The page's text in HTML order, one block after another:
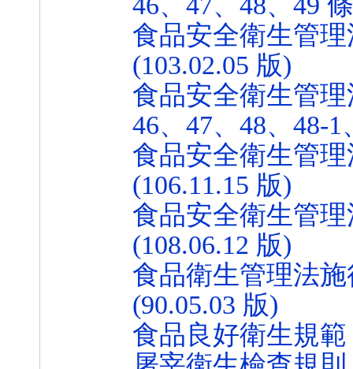
食品安全衛生管理
(103.02.05 版)
食品安全衛生管理
46、47、48、48-1
食品安全衛生管理
(106.11.15 版)
食品安全衛生管理
(108.06.12 版)
食品衛生管理法施
(90.05.03 版)
食品良好衛生規範